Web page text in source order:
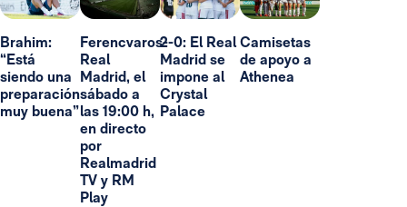
Brahim:
“Está
siendo una
preparación
muy buena”
Ferencvaros-
Real
Madrid, el
sábado a
las 19:00 h,
en directo
por
Realmadrid
TV y RM
Play
2-0: El Real
Madrid se
impone al
Crystal
Palace
Camisetas
de apoyo a
Athenea